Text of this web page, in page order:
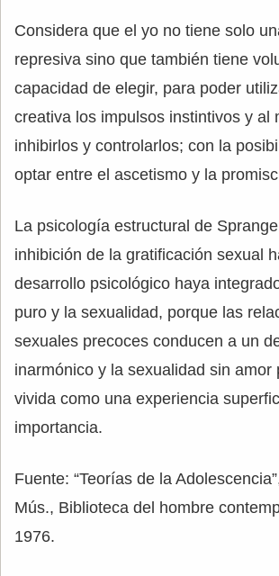
Considera que el yo no tiene solo
represiva sino que también tiene
capacidad de elegir, para poder
creativa los impulsos instintivos y al
inhibirlos y controlarlos; con la
optar entre el ascetismo y la
La psicología estructural de
inhibición de la gratificación sexual
desarrollo psicológico haya
puro y la sexualidad, porque las
sexuales precoces conducen a un
inarmónico y la sexualidad sin amor
vivida como una experiencia
importancia.
Fuente: “Teorías de la
Mús., Biblioteca del hombre
1976.